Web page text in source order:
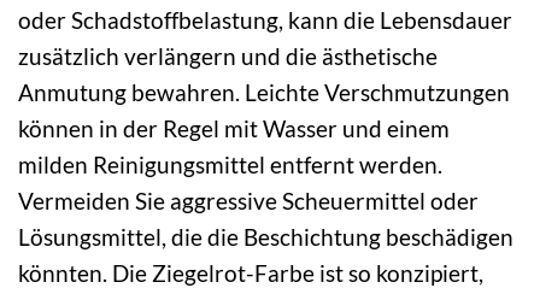
oder Schadstoffbelastung, kann die Lebensdauer
zusätzlich verlängern und die ästhetische
Anmutung bewahren. Leichte Verschmutzungen
können in der Regel mit Wasser und einem
milden Reinigungsmittel entfernt werden.
Vermeiden Sie aggressive Scheuermittel oder
Lösungsmittel, die die Beschichtung beschädigen
könnten. Die Ziegelrot-Farbe ist so konzipiert,